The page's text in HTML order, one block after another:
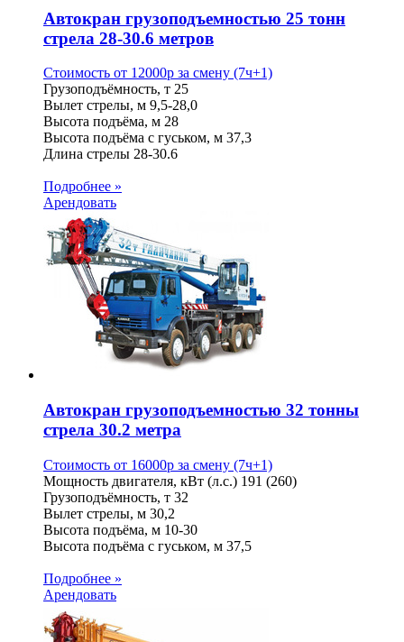
Автокран грузоподъемностью 25 тонн
стрела 28-30.6 метров
Стоимость от 12000p за смену (7ч+1)
Грузоподъёмность, т 25
Вылет стрелы, м 9,5-28,0
Высота подъёма, м 28
Высота подъёма с гуськом, м 37,3
Длина стрелы 28-30.6
Подробнее »
Арендовать
Автокран грузоподъемностью 32 тонны
стрела 30.2 метра
Стоимость от 16000p за смену (7ч+1)
Мощность двигателя, кВт (л.с.) 191 (260)
Грузоподъёмность, т 32
Вылет стрелы, м 30,2
Высота подъёма, м 10-30
Высота подъёма с гуськом, м 37,5
Подробнее »
Арендовать